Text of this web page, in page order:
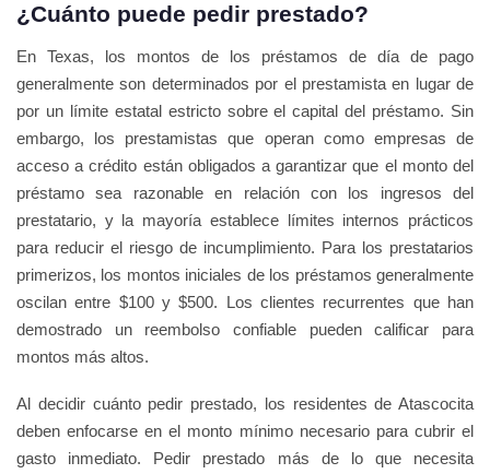
¿Cuánto puede pedir prestado?
En Texas, los montos de los préstamos de día de pago
generalmente son determinados por el prestamista en lugar de
por un límite estatal estricto sobre el capital del préstamo. Sin
embargo, los prestamistas que operan como empresas de
acceso a crédito están obligados a garantizar que el monto del
préstamo sea razonable en relación con los ingresos del
prestatario, y la mayoría establece límites internos prácticos
para reducir el riesgo de incumplimiento. Para los prestatarios
primerizos, los montos iniciales de los préstamos generalmente
oscilan entre $100 y $500. Los clientes recurrentes que han
demostrado un reembolso confiable pueden calificar para
montos más altos.
Al decidir cuánto pedir prestado, los residentes de Atascocita
deben enfocarse en el monto mínimo necesario para cubrir el
gasto inmediato. Pedir prestado más de lo que necesita